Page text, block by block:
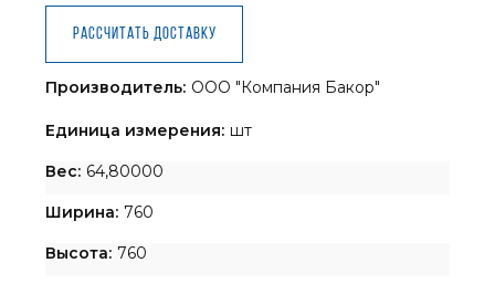
Рассчитать доставку
Производитель: ООО "Компания Бакор"
Единица измерения: шт
Вес: 64,80000
Ширина: 760
Высота: 760